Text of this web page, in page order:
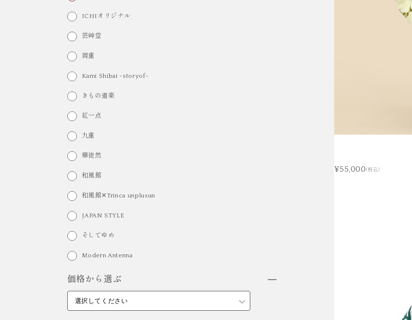
ICHIオリジナル
芸艸堂
岡重
Kami Shibai -storyof-
きもの道楽
紅一点
九重
華徒然
和風館
和風館✕Trinca unplusun
JAPAN STYLE
そしてゆめ
Modern Antenna
価格から選ぶ
¥55,000(税込)